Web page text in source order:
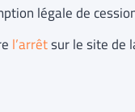
légale de
l’arrêtsur le site de